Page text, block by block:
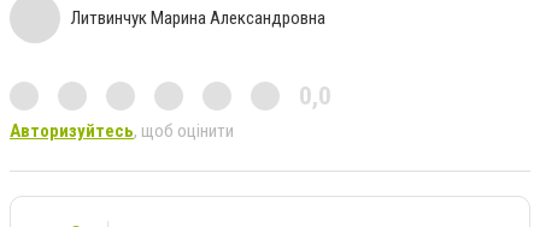
Литвинчук Марина Александровна
0,0
Авторизуйтесь, щоб оцінити